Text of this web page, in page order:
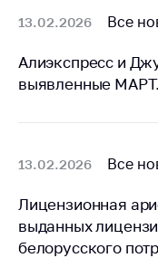
Беларусь
данных
Обратиться в
Личный
граждан и
Прямaя
13.02.2026 Все
Алиэкспресс и
выявленные МАРТ.
13.02.2026 Все
Лицензионная
выданных
белорусского